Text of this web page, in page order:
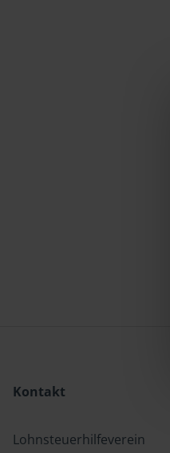
Kontakt
Lohnsteuerhilfeverein